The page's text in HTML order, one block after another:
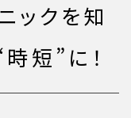
ックを知
短”に！